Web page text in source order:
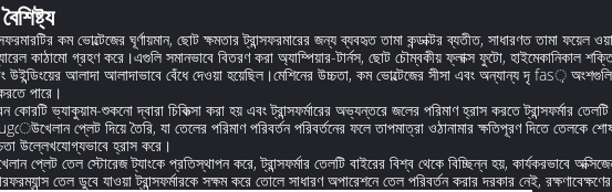
কম ভোল্টেজের ঘূর্ণায়মান, ছোট ক্ষমতার ট্রান্সফরমারের জন্য ব্যবহৃত তামা কন্ডাক্টর ব্যতীত, সাধারণত তামা ফয়েল
কাঠামো গ্রহণ করে।এগুলি সমানভাবে বিতরণ করা অ্যাম্পিয়ার-টার্নস, ছোট চৌম্বকীয় ফ্লাক্স ফুটো, হাইমেকানিকাল
আলাদা আলাদাভাবে বেঁধে দেওয়া হয়েছিল।মেশিনের উচ্চতা, কম ভোল্টেজের সীসা এবং অন্যান্য দৃ fas়
পারে।
ভ্যাকুয়াম-শুকনো দ্বারা চিকিত্সা করা হয় এবং ট্রান্সফর্মারের অভ্যন্তরে জলের পরিমাণ হ্রাস করতে ট্রান্সফর্মার
প্লেট দিয়ে তৈরি, যা তেলের পরিমাণ পরিবর্তন পরিবর্তনের ফলে তাপমাত্রা ওঠানামার ক্ষতিপূরণ দিতে
উল্লেখযোগ্যভাবে হ্রাস করে।
প্লেট তেল স্টোরেজ ট্যাংকে প্রতিস্থাপন করে, ট্রান্সফর্মার তেলটি বাইরের বিশ্ব থেকে বিচ্ছিন্ন হয়, কার্যকরভাবে
তেল ডুবে যাওয়া ট্রান্সফর্মারকে সক্ষম করে তোলে সাধারণ অপারেশনে তেল পরিবর্তন করার দরকার নেই,